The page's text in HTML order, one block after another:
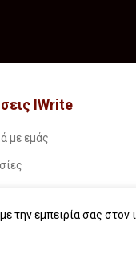
IWrite
με εμάς
ερωτήσεις (FAQs)
την εμπειρία σας